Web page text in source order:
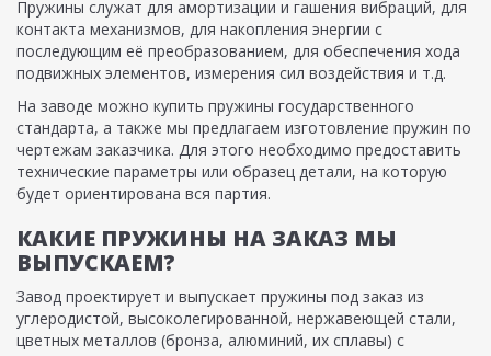
Пружины служат для амортизации и гашения вибраций, для
контакта механизмов, для накопления энергии с
последующим её преобразованием, для обеспечения хода
подвижных элементов, измерения сил воздействия и т.д.
На заводе можно купить пружины государственного
стандарта, а также мы предлагаем изготовление пружин по
чертежам заказчика. Для этого необходимо предоставить
технические параметры или образец детали, на которую
будет ориентирована вся партия.
КАКИЕ ПРУЖИНЫ НА ЗАКАЗ МЫ
ВЫПУСКАЕМ?
Завод проектирует и выпускает пружины под заказ из
углеродистой, высоколегированной, нержавеющей стали,
цветных металлов (бронза, алюминий, их сплавы) с